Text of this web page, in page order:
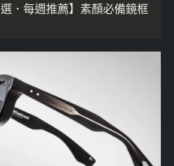
選．每週推薦】素顏必備鏡框